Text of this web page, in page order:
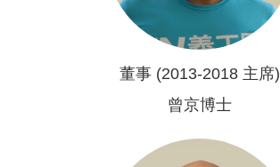
董事 (2013-2018 主席)
曾京博士